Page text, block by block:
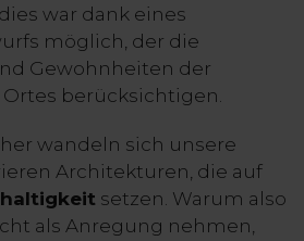
war dank eines
möglich, der die
Gewohnheiten der
berücksichtigen.
wandeln sich unsere
Architekturen, die auf
setzen. Warum also
als Anregung nehmen,